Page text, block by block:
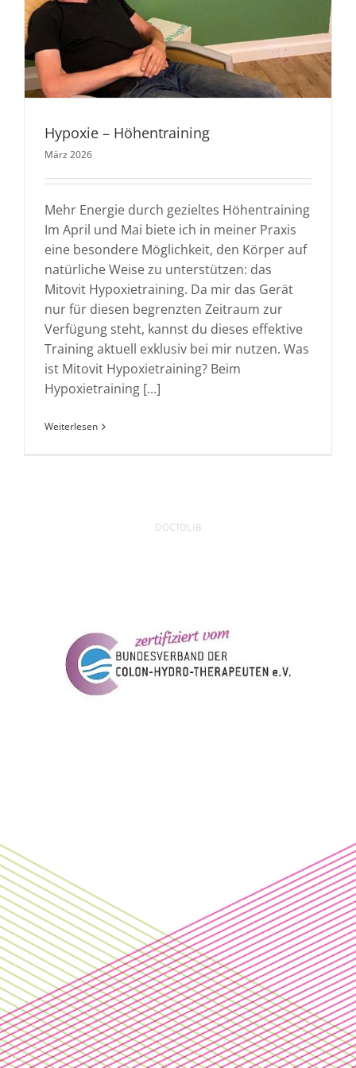
Hypoxie – Höhentraining
März 2026
Mehr Energie durch gezieltes Höhentraining
Im April und Mai biete ich in meiner Praxis
eine besondere Möglichkeit, den Körper auf
natürliche Weise zu unterstützen: das
Mitovit Hypoxietraining. Da mir das Gerät
nur für diesen begrenzten Zeitraum zur
Verfügung steht, kannst du dieses effektive
Training aktuell exklusiv bei mir nutzen. Was
ist Mitovit Hypoxietraining? Beim
Hypoxietraining [...]
Weiterlesen
DOCTOLIB